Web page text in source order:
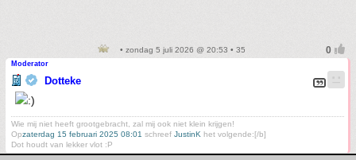
• zondag 5 juli 2026 @ 20:53 • 35
Moderator
Dotteke
Wie mij niet heeft grootgebracht, zal mij ook niet klein krijgen!
Opzaterdag 15 februari 2025 08:01 schreef JustinK het volgende:[/b]
Dot houdt van lekker vlot :P